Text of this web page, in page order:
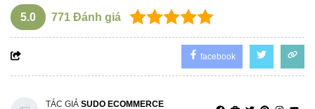
5.0 771 Đánh giá
facebook
TÁC GIẢ SUDO ECOMMERCE